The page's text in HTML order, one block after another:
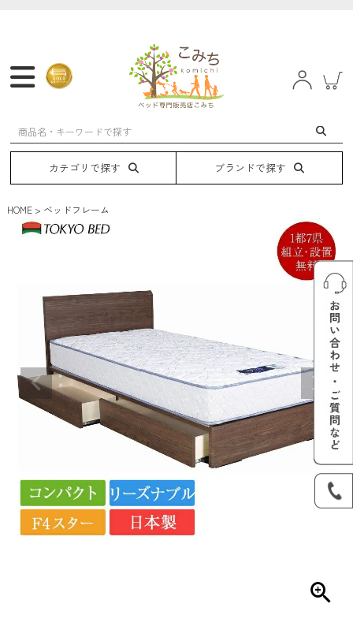
マットレス フレーム ベッド 電動ベッド
カテゴリで探す ブランドで探す
HOME ベッドフレーム